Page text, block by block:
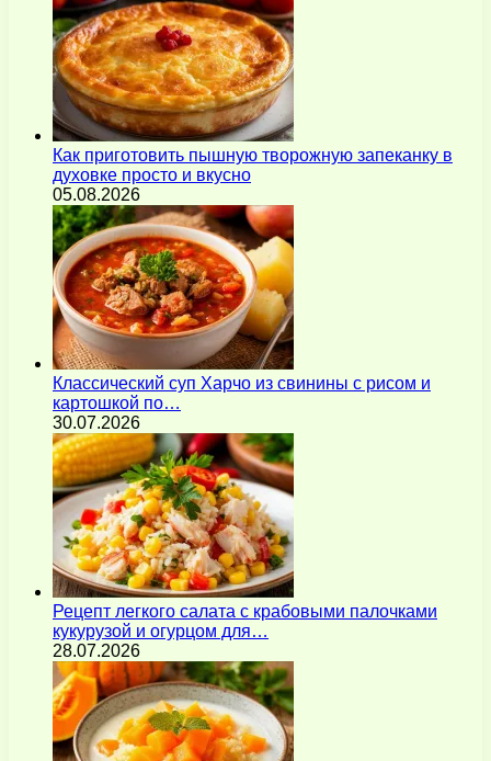
Как приготовить пышную творожную запеканку в
духовке просто и вкусно
05.08.2026
Классический суп Харчо из свинины с рисом и
картошкой по…
30.07.2026
Рецепт легкого салата с крабовыми палочками
кукурузой и огурцом для…
28.07.2026